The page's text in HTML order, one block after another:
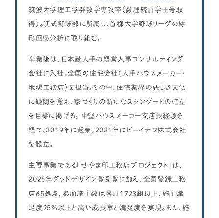
筑波大学理工学群数学専攻卒（数理統計学士号取
得）。硬式野球部に所属し、首都大学野球リーグの線
形回帰分析に取り組む。
卒業後は、日本最大手の経営人事コンサルティング
会社に入社。全国の住宅会社（大手ハウスメーカー・
地場工務店）を担当。その中、住宅業界の悪しき文化
に疑問を覚え、家づくりの新たなスタンダードの確立
を目標に掲げる。 中堅ハウスメーカー支店長経験を
経て、2019年に起業。2021年にビーイナフ株式会社
を設立。
主要事業である「せやま印工務店プロジェクト」は、
2025年グッドデザイン賞受賞に加え、全国登録工務
店65拠点、参加施主数は累計1723組以上、施主満
足度95%以上と高い成長率と満足度を実現。また、施